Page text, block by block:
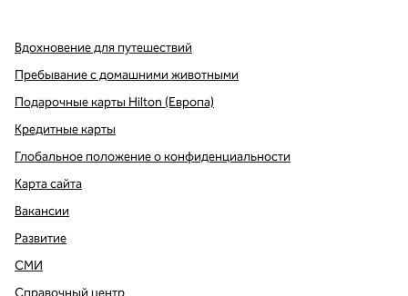
Вдохновение для путешествий
Пребывание с домашними животными
Подарочные карты Hilton (Европа)
Кредитные карты
Глобальное положение о конфиденциальности
Карта сайта
Вакансии
Развитие
СМИ
Справочный центр